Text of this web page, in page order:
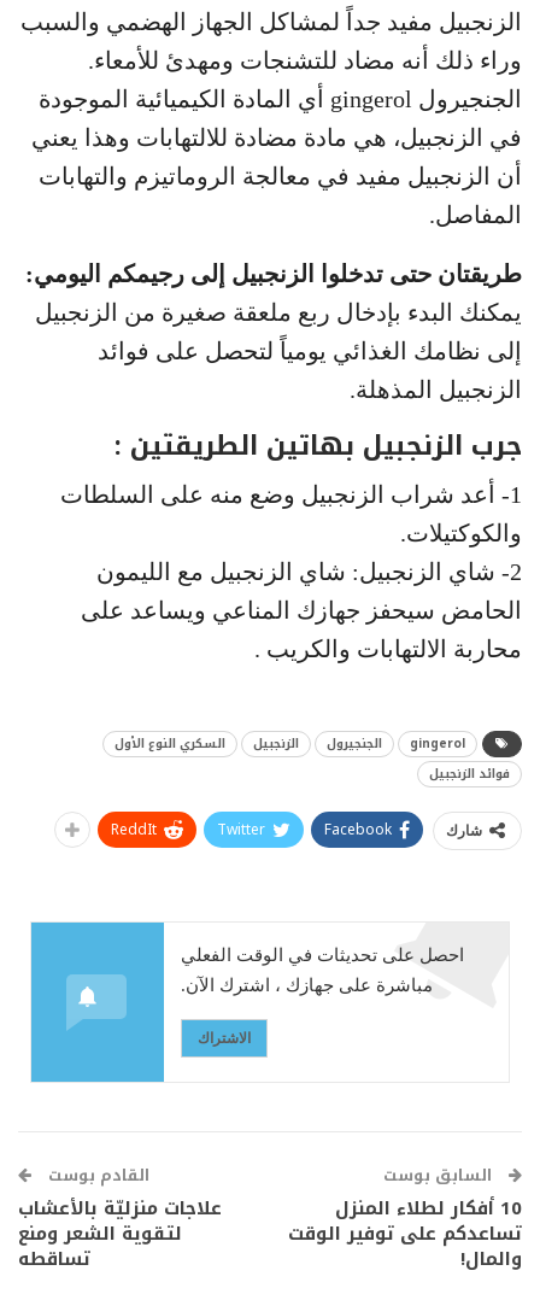
الزنجبيل مفيد جداً لمشاكل الجهاز الهضمي والسبب
وراء ذلك أنه مضاد للتشنجات ومهدئ للأمعاء.
الجنجيرول gingerol أي المادة الكيميائية الموجودة
في الزنجبيل، هي مادة مضادة للالتهابات وهذا يعني
أن الزنجبيل مفيد في معالجة الروماتيزم والتهابات
المفاصل.
طريقتان حتى تدخلوا الزنجبيل إلى رجيمكم اليومي:
يمكنك البدء بإدخال ربع ملعقة صغيرة من الزنجبيل
إلى نظامك الغذائي يومياً لتحصل على فوائد
الزنجبيل المذهلة.
جرب الزنجبيل بهاتين الطريقتين :
1- أعد شراب الزنجبيل وضع منه على السلطات
والكوكتيلات.
2- شاي الزنجبيل: شاي الزنجبيل مع الليمون
الحامض سيحفز جهازك المناعي ويساعد على
محاربة الالتهابات والكريب .
gingerol الجنجيرول الزنجبيل
السكري النوع الأول
فوائد الزنجبيل
شارك Facebook
Twitter
ReddIt
احصل على تحديثات في الوقت الفعلي
مباشرة على جهازك ، اشترك الآن.
الاشتراك
السابق بوست
10 أفكار لطلاء المنزل
تساعدكم على توفير الوقت
والمال!
القادم بوست
علاجات منزليّة بالأعشاب
لتقوية الشعر ومنع
تساقطه